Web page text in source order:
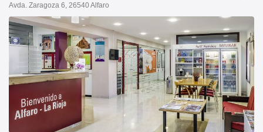
Avda. Zaragoza 6, 26540 Alfaro